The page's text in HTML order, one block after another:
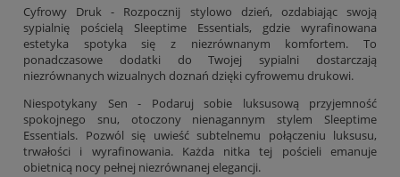
Cyfrowy Druk - Rozpocznij stylowo dzień, ozdabiając swoją
sypialnię pościelą Sleeptime Essentials, gdzie wyrafinowana
estetyka spotyka się z niezrównanym komfortem. To
ponadczasowe dodatki do Twojej sypialni dostarczają
niezrównanych wizualnych doznań dzięki cyfrowemu drukowi.
Niespotykany Sen - Podaruj sobie luksusową przyjemność
spokojnego snu, otoczony nienagannym stylem Sleeptime
Essentials. Pozwól się uwieść subtelnemu połączeniu luksusu,
trwałości i wyrafinowania. Każda nitka tej pościeli emanuje
obietnicą nocy pełnej niezrównanej elegancji.